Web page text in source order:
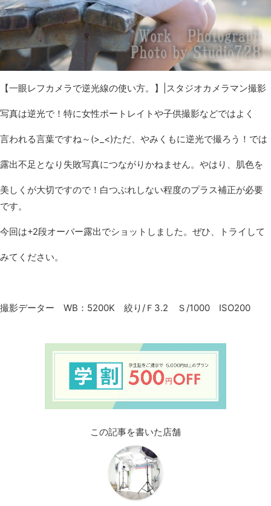
【一眼レフカメラで逆光線の使い方。】|スタジオカメラマン撮影
写真は逆光で！特に女性ポートレイトや子供撮影などではよく
言われる言葉ですね～(>_<)ただ、やみくもに逆光で撮ろう！では
露出不足となり失敗写真につながりかねません。やはり、肌色を
美しくが大切ですので！白つぶれしない程度のプラス補正が必要
です。
今回は+2段オーバー露出でショットしました。ぜひ、トライして
みてください。
撮影データー WB：5200K 絞り/Ｆ3.2 Ｓ/1000 ISO200
この記事を書いた店舗